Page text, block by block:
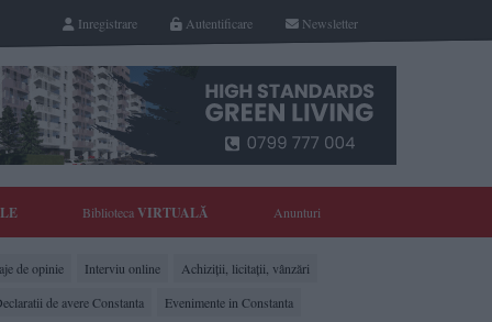
Newsletter
Autentificare
Inregistrare
BibliotecaVIRTUALĂ Anunturi
de opinie Interviu online
Achiziții, licitații, vânzări
de avere Constanta
Evenimente in Constanta